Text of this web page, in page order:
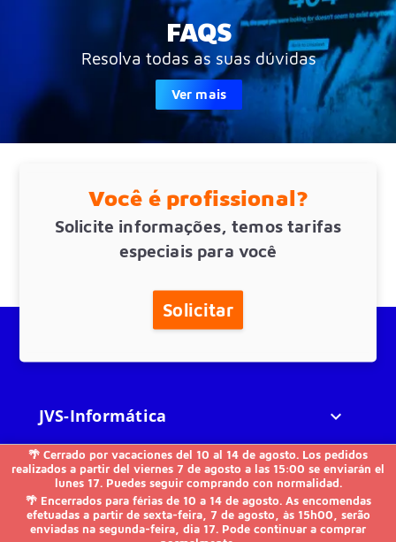
🌴 Cerrado por vacaciones del 10 al 14 de agosto. Los pedidos
realizados a partir del viernes 7 de agosto a las 15:00 se enviarán el
lunes 17. Puedes seguir comprando con normalidad.
🌴 Encerrados para férias de 10 a 14 de agosto. As encomendas
efetuadas a partir de sexta-feira, 7 de agosto, às 15h00, serão
enviadas na segunda-feira, dia 17. Pode continuar a comprar
FAQS
Resolva todas as suas dúvidas
Ver mais
Você é profissional?
Solicite informações, temos tarifas
especiais para você
Solicitar
JVS-Informática 
FAQs 
Outros 